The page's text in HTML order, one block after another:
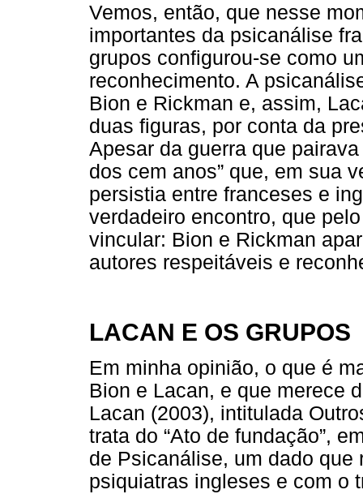
Vemos, então, que nesse
importantes da psicanálise
grupos configurou-se como
reconhecimento. A
Bion e Rickman e, assim,
duas figuras, por conta da
Apesar da guerra que
dos cem anos” que, em sua
persistia entre franceses e
verdadeiro encontro, que
vincular: Bion e Rickman
autores respeitáveis e
LACAN E OS GRUPOS
Em minha opinião, o que é
Bion e Lacan, e que merece
Lacan (2003), intitulada
trata do “Ato de fundação”,
de Psicanálise, um dado que
psiquiatras ingleses e com o